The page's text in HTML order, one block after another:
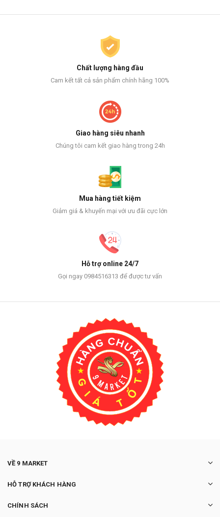
Chất lượng hàng đầu
Cam kết tất cả sản phẩm chính hãng 100%
Giao hàng siêu nhanh
Chúng tôi cam kết giao hàng trong 24h
Mua hàng tiết kiệm
Giảm giá & khuyến mại với ưu đãi cực lớn
Hỗ trợ online 24/7
Gọi ngay 0984516313 để được tư vấn
VỀ 9 MARKET
HỖ TRỢ KHÁCH HÀNG
CHÍNH SÁCH